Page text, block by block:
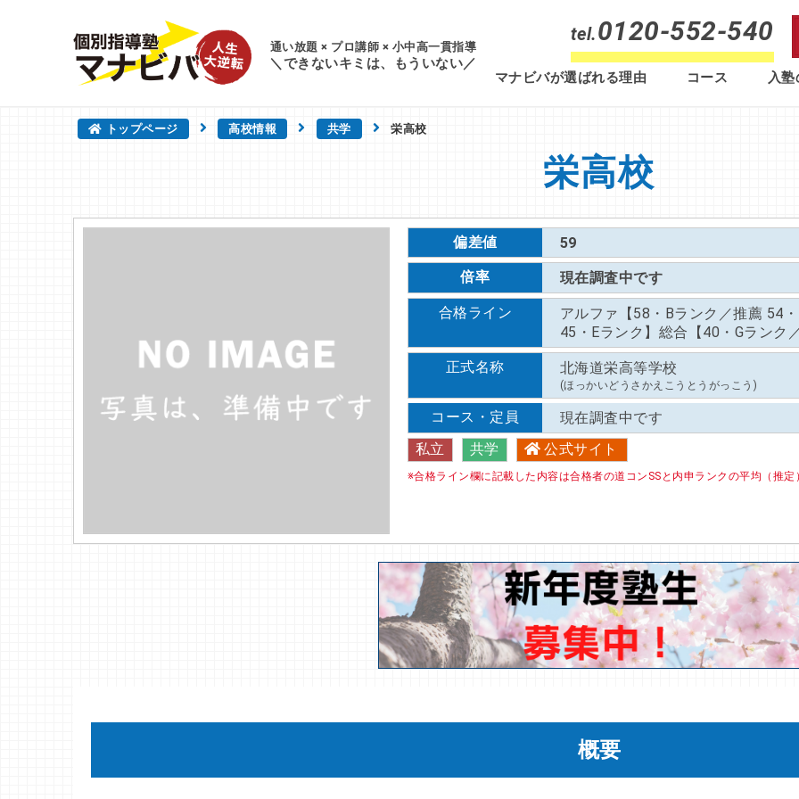
通い放題 × プロ講師 × 小中高一貫指導
＼できないキミは、もういない／
tel.0120-552-540
マナビバが選ばれる理由 コース 入
トップページ 高校情報 共学 栄高校
栄高校
偏差値
59
倍率
現在調査中です
合格ライン
アルファ【58・Bランク／推薦 54
45・Eランク】総合【40・Gランク
正式名称 北海道栄高等学校
(ほっかいどうさかえこうとうがっこう)
コース・定員
現在調査中です
私立
共学 公式サイト
※合格ライン欄に記載した内容は合格者の道コンSSと内申ランクの平均（推定
概要